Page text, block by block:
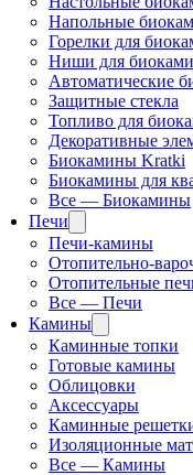
Напольные
Горелки для
Ниши для
Автоматические
Защитные стекла
Топливо для
Декоративные
Биокамины Kratki
Биокамины для
Все — Биокамины
Печи
Печи-камины
Отопительно-
Отопительные
Все — Печи
Камины
Каминные топки
Готовые камины
Облицовки
Аксессуары
Каминные
Изоляционные
Все — Камины